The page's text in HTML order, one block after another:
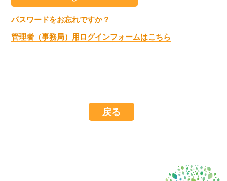
パスワードをお忘れですか？
管理者（事務局）用ログインフォームはこちら
戻る